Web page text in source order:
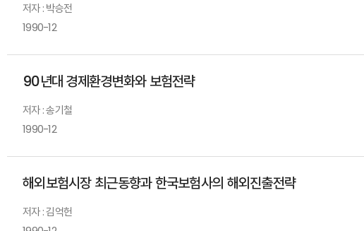
저자 : 박승전
1990-12
90년대 경제환경변화와 보험전략
저자 : 송기철
1990-12
해외보험시장 최근동향과 한국보험사의 해외진출전략
저자 : 김억헌